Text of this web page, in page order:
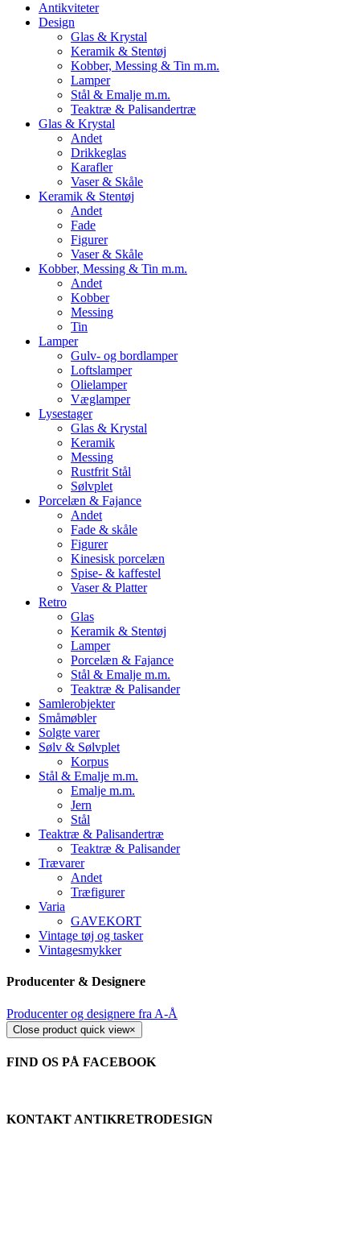
Antikviteter
Design
Glas & Krystal
Keramik & Stentøj
Kobber, Messing & Tin m.m.
Lamper
Stål & Emalje m.m.
Teaktræ & Palisandertræ
Glas & Krystal
Andet
Drikkeglas
Karafler
Vaser & Skåle
Keramik & Stentøj
Andet
Fade
Figurer
Vaser & Skåle
Kobber, Messing & Tin m.m.
Andet
Kobber
Messing
Tin
Lamper
Gulv- og bordlamper
Loftslamper
Olielamper
Væglamper
Lysestager
Glas & Krystal
Keramik
Messing
Rustfrit Stål
Sølvplet
Porcelæn & Fajance
Andet
Fade & skåle
Figurer
Kinesisk porcelæn
Spise- & kaffestel
Vaser & Platter
Retro
Glas
Keramik & Stentøj
Lamper
Porcelæn & Fajance
Stål & Emalje m.m.
Teaktræ & Palisander
Samlerobjekter
Småmøbler
Solgte varer
Sølv & Sølvplet
Korpus
Stål & Emalje m.m.
Emalje m.m.
Jern
Stål
Teaktræ & Palisandertræ
Teaktræ & Palisander
Trævarer
Andet
Træfigurer
Varia
GAVEKORT
Vintage tøj og tasker
Vintagesmykker
Producenter & Designere
Producenter og designere fra A-Å
Close product quick view×
FIND OS PÅ FACEBOOK
KONTAKT ANTIKRETRODESIGN